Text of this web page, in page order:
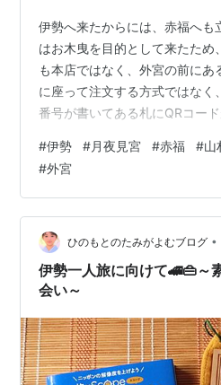
伊勢へ来たからには、赤福へも
はお木曳を目的として来たため
も本店ではなく、外宮の前に
に座って注文する方式ではなく
番号が書いてある札にQRコー
ていて、説明してくれます。 こ
まさか、本店では違いますよね
ました。本店では昔ながらの方
（左側）。右のスペースに置く
んだかイヤだな～、こういうの
ないですね。 お抹茶もいただ
#伊勢 #月夜見宮 #赤福 #山
#外宮
ひのもとのたみがよむブログ •
伊勢一人旅に向けて🚄👜～
会い～